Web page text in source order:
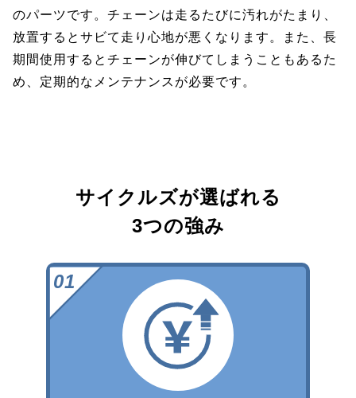
のパーツです。チェーンは走るたびに汚れがたまり、
放置するとサビて走り心地が悪くなります。また、長
期間使用するとチェーンが伸びてしまうこともあるた
め、定期的なメンテナンスが必要です。
サイクルズが選ばれる
3つの強み